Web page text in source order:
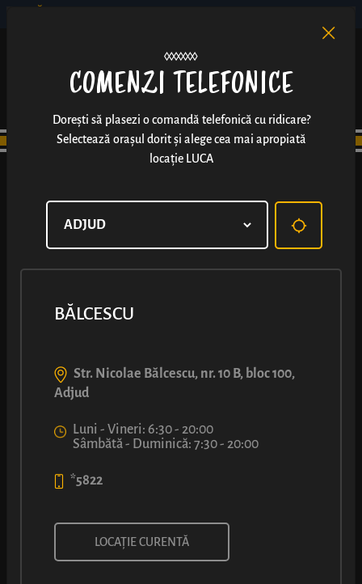
MERDENEA CU BRÂNZĂ
COMENZI TELEFONICE
Dorești să plasezi o comandă telefonică cu ridicare?
Selectează orașul dorit și alege cea mai apropiată
locație LUCA
BĂLCESCU
Str. Nicolae Bălcescu, nr. 10 B, bloc 100,
Adjud
Luni - Vineri: 6:30 - 20:00
Sâmbătă - Duminică: 7:30 - 20:00
*5822
LOCAȚIE CURENTĂ